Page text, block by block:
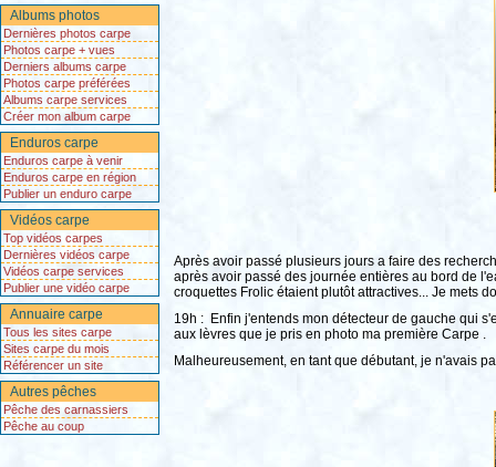
Albums photos
Dernières photos carpe
Photos carpe + vues
Derniers albums carpe
Photos carpe préférées
Albums carpe services
Créer mon album carpe
Enduros carpe
Enduros carpe à venir
Enduros carpe en région
Publier un enduro carpe
Vidéos carpe
Top vidéos carpes
Dernières vidéos carpe
Vidéos carpe services
Publier une vidéo carpe
Annuaire carpe
Tous les sites carpe
Sites carpe du mois
Référencer un site
Autres pêches
Pêche des carnassiers
Pêche au coup
Après avoir passé plusieurs jours a faire des
après avoir passé des journée entières au bord de
croquettes Frolic étaient plutôt attractives... Je mets
19h : Enfin j'entends mon détecteur de gauche qui
aux lèvres que je pris en photo ma première Carpe .
Malheureusement, en tant que débutant, je n'avais